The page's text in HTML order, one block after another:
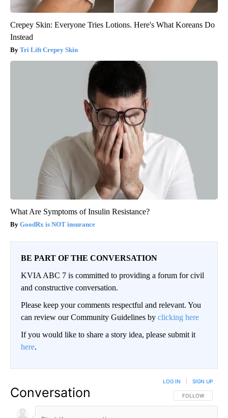
Crepey Skin: Everyone Tries Lotions. Here's What Koreans Do
Instead
Tri Lift Crepey Skin
What Are Symptoms of Insulin Resistance?
GoodRx is NOT insurance
BE PART OF THE CONVERSATION
KVIA ABC 7 is committed to providing a forum for civil
and constructive conversation.
Please keep your comments respectful and relevant. You
can review our Community Guidelines by clicking here
If you would like to share a story idea, please submit it
here.
Conversation FOLLOW THIS
FOLLOW
LOG IN SIGN UP